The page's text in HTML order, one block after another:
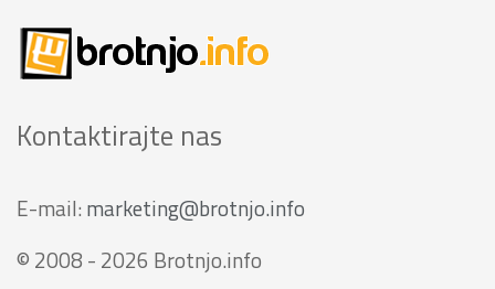
Kontaktirajte nas
E-mail: marketing@brotnjo.info
© 2008 - 2026 Brotnjo.info